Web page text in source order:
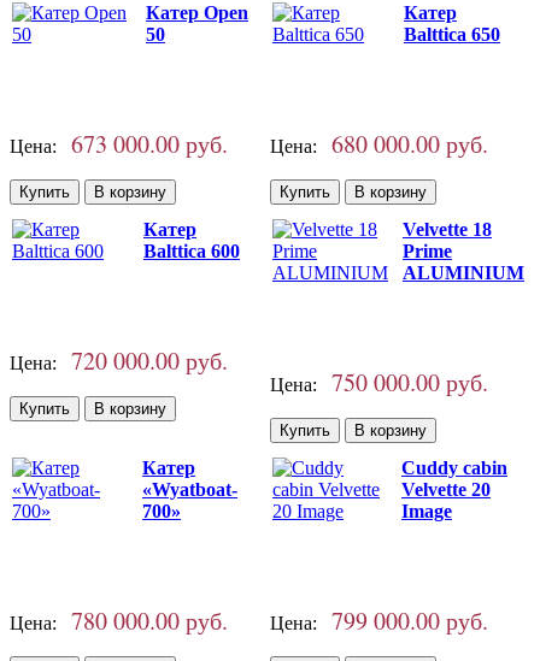
Катер Open
50
Цена: 673 000.00 руб.
Катер
Balttica 650
Цена: 680 000.00 руб.
Катер
Balttica 600
Цена: 720 000.00 руб.
Velvette 18
Prime
ALUMINIUM
Цена: 750 000.00 руб.
Катер
«Wyatboat-
700»
Цена: 780 000.00 руб.
Cuddy cabin
Velvette 20
Image
Цена: 799 000.00 руб.